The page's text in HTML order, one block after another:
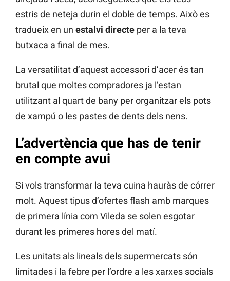
estris de neteja durin el doble de temps. Això es
tradueix en un estalvi directe per a la teva
butxaca a final de mes.
La versatilitat d’aquest accessori d’acer és tan
brutal que moltes compradores ja l’estan
utilitzant al quart de bany per organitzar els pots
de xampú o les pastes de dents dels nens.
L’advertència que has de tenir
en compte avui
Si vols transformar la teva cuina hauràs de córrer
molt. Aquest tipus d’ofertes flash amb marques
de primera línia com Vileda se solen esgotar
durant les primeres hores del matí.
Les unitats als lineals dels supermercats són
limitades i la febre per l’ordre a les xarxes socials